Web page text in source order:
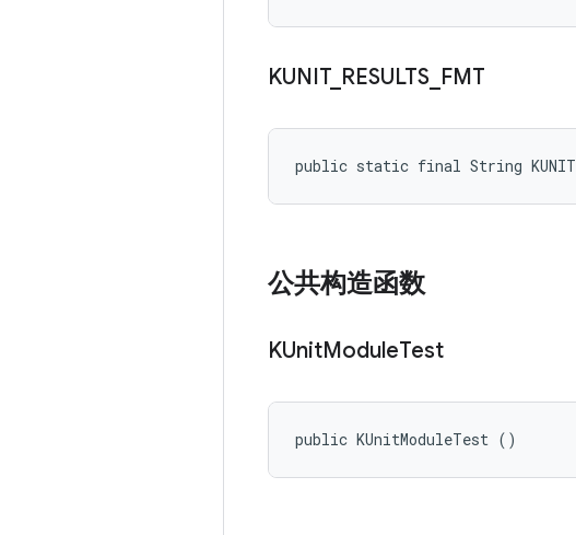
KUNIT_ RESULTS FMT
public static final String
公共构造函数
KUnitModuleTest
public KUnitModuleTest ()